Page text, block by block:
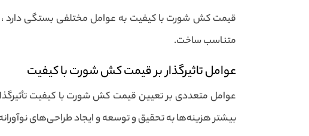
قیمت کش شورت با کیفیت به عوامل مختلفی بستگی دارد ، از
متناسب ساخت.
عوامل تاثیرگذار بر قیمت کش شورت با کیفیت
عوامل متعددی بر تعیین قیمت کش شورت با کیفیت
بیشتر هزینه‌ها به تحقیق و توسعه و ایجاد طراحی‌های